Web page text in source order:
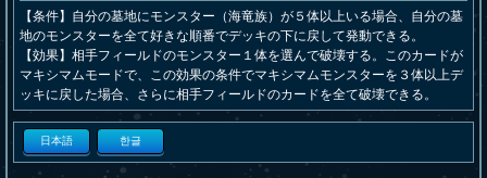
【条件】自分の墓地にモンスター（海竜族）が５体以上いる場合、自分の墓
地のモンスターを全て好きな順番でデッキの下に戻して発動できる。
【効果】相手フィールドのモンスター１体を選んで破壊する。このカードが
マキシマムモードで、この効果の条件でマキシマムモンスターを３体以上デ
ッキに戻した場合、さらに相手フィールドのカードを全て破壊できる。
日本語 한글